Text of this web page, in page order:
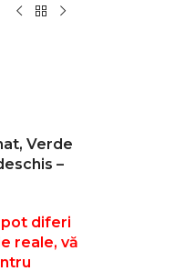
Verde
–
pot diferi
reale, vă